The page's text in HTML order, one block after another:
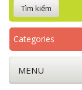
Categories
MENU